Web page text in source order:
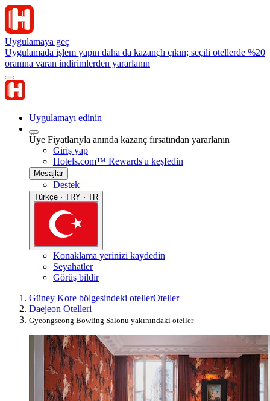
Uygulamaya geç
Uygulamada işlem yapın daha da kazançlı çıkın; seçili otellerde %20
oranına varan indirimlerden yararlanın
Uygulamayı edinin
Üye Fiyatlarıyla anında kazanç fırsatından yararlanın
Giriş yap
Hotels.com™ Rewards'u keşfedin
Mesajlar
Destek
Türkçe · TRY · TR
Konaklama yerinizi kaydedin
Seyahatler
Görüş bildir
Güney Kore bölgesindeki otellerOteller
Daejeon Otelleri
Gyeongseong Bowling Salonu yakınındaki oteller